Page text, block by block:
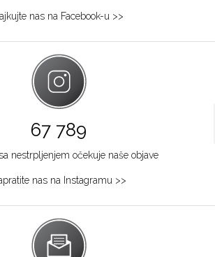
nas na Facebook-u >>
67 789
nestrpljenjem očekuje naše objave
nas na Instagramu >>